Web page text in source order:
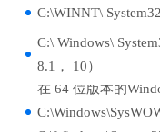
C:\WINNT\
C:\ Windows\
8.1， 10）
在 64 位版本的